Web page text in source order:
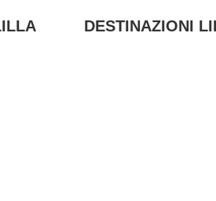
DESTINAZIONI